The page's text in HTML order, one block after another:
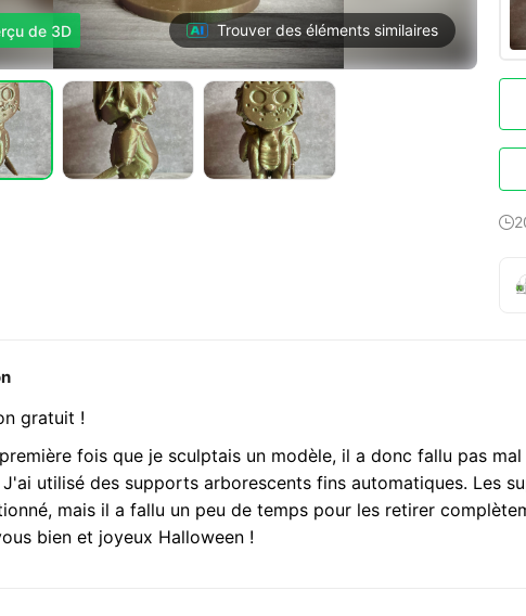
de 3D Trouver des éléments similaires

gratuit !
fois que je sculptais un modèle, il a donc fallu pas mal
utilisé des supports arborescents fins automatiques. Les
mais il a fallu un peu de temps pour les retirer
bien et joyeux Halloween !